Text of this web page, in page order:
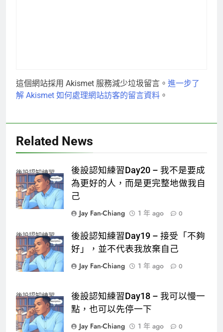
這個網站採用 Akismet 服務減少垃圾留言。 進一步了
解 Akismet 如何處理網站訪客的留言資料 。
Related News
後設認知練習
後設認知練習Day20 – 我不是要成
為更好的人，而是更完整地做我自
己
Jay Fan-Chiang
1 年 ago 0
後設認知練習
後設認知練習Day19 – 接受「不夠
好」，並不代表我放棄自己
Jay Fan-Chiang
1 年 ago 0
後設認知練習
後設認知練習Day18 – 我可以慢一
點，也可以先停一下
Jay Fan-Chiang
1 年 ago 0